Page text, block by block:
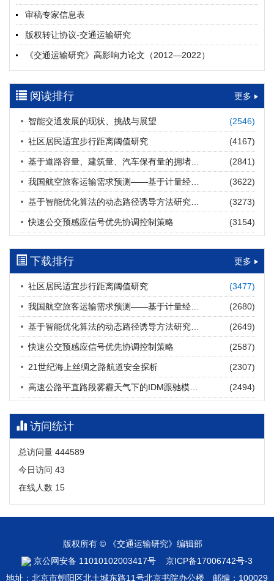
2026, 12(3): 151-162.
9931.2026.03.012
摘要 (26) HTML(25)
多层能源供给网络下高速公路系统韧性提升方法
郝泉霖, 兰富安, 赖波, 陈立栋, 宋志英, 郑帅
2026, 12(3): 163-175.https://doi.org/10.16503/j.cnki.2095-
9931.2026.03.013
摘要 (18) HTML(16)
道路建养运通用碳核算方法及应用
王元庆, 王皎, 刘圆圆, 于谦, 刘聂旸子, 杨诗雨
2026, 12(3): 176-189.https://doi.org/10.16503/j.cnki.2095-
9931.2026.03.014
摘要 (16) HTML(16)
西部陆海新通道氢走廊建设对交通运输领域低碳转型的推动作
用
罗文格, 黄承锋, 关海长
2026, 12(3): 190-201.https://doi.org/10.16503/j.cnki.2095-
9931.2026.03.015
摘要 (27) HTML(26)
交能融合背景下零碳货运走廊利益主体的策略演化与影响因素
张海涛, 姚琛, 唐治豪, 谢明辉, 王元庆
2026, 12(3): 202-216.https://doi.org/10.16503/j.cnki.2095-
9931.2026.03.016
摘要 (23) HTML(20)
审稿专家信息表
版权转让协议-交通运输研究
《交通运输研究》高影响力论文（2012—2022）
中英文摘要撰写规范及样例
阅读排行 更多
智能交通发展的现状、挑战与展望 (2546)
社区居民适宜步行距离阈值研究 (4167)
(2841)
(3622)
(3273)
快速公交预感应信号优先协调控制策略 (3154)
下载排行 更多
社区居民适宜步行距离阈值研究 (3477)
(2680)
(2649)
快速公交预感应信号优先协调控制策略 (2587)
21世纪海上丝绸之路航道安全探析 (2307)
(2494)
访问统计
总访问量 444589
今日访问 43
在线人数 15
版权所有 © 《交通运输研究》编辑部
京公网安备 11010102003417号
京ICP备17006742号-3
地址：北京市朝阳区北土城东路11号北京书院办公楼 邮编：100029